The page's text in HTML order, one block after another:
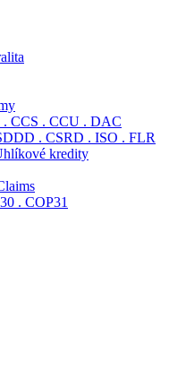
. CCS . CCU . DAC
. CSRD . ISO . FLR
kredity
. COP31